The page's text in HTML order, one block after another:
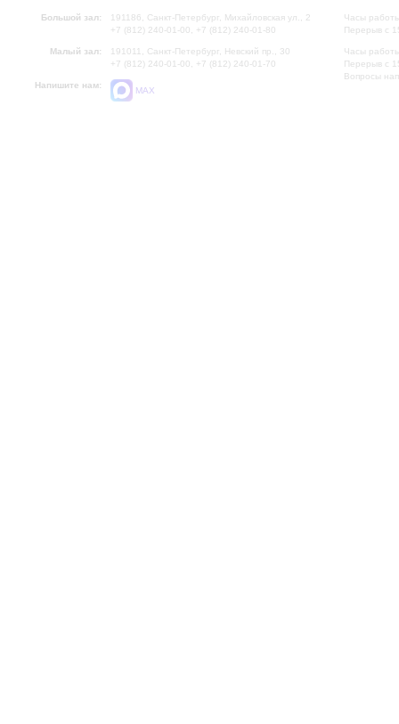
Большой зал:
191186, Санкт-Петербург, Михайловская ул., 2
+7 (812) 240-01-00, +7 (812) 240-01-80
Малый зал:
191011, Санкт-Петербург, Невский пр., 30
+7 (812) 240-01-00, +7 (812) 240-01-70
Напишите нам:
MAX
Часы
Перерыв с
Часы
Перерыв с
Вопросы